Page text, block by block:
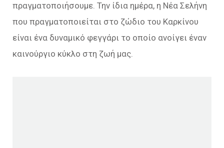
πραγματοποιήσουμε. Την ίδια ημέρα, η Νέα Σελήνη
που πραγματοποιείται στο ζώδιο του Καρκίνου
είναι ένα δυναμικό φεγγάρι το οποίο ανοίγει έναν
καινούργιο κύκλο στη ζωή μας.